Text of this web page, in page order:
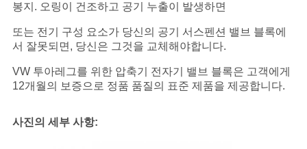
봉지. 오링이 건조하고 공기 누출이 발생하면
또는 전기 구성 요소가 당신의 공기 서스펜션 밸브 블록에
서 잘못되면, 당신은 그것을 교체해야합니다.
VW 투아레그를 위한 압축기 전자기 밸브 블록은 고객에게
12개월의 보증으로 정품 품질의 표준 제품을 제공합니다.
사진의 세부 사항: